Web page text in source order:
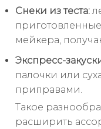
Снеки из теста:
мейкера,
Экспресс-
палочки или
приправами.
Такое
расширить